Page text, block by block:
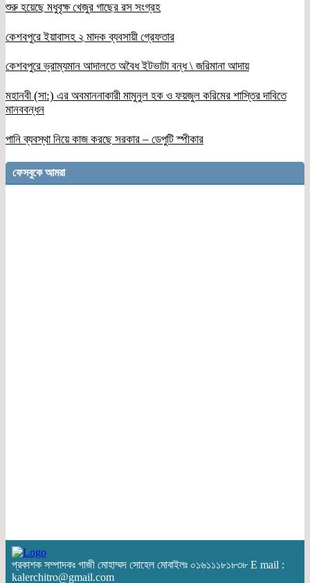
শুরু হয়েছে মধুবৃক্ষ খেজুর গাছের রস সংগ্রহ
কেশবপুরে ইয়াবাসহ ২ মাদক ব্যবসায়ী গ্রেফতার
কেশবপুরে ভ্রাম্যমান আদালতে অবৈধ ইটভাটা বন্ধ \ জরিমানা আদায়
মহানবী (সা:) এর অবমাননাকারী মামুনুল হক ও ফয়জুল করিমের শাস্তির দাবিতে
মানববন্ধন
পানি ব্যবস্থা নিয়ে কাজ করছে সরকার – ডেপুটি স্পীকার
ফেসবুকে আমরা
প্রকাশক সম্পাদকঃ গাজী মোহাম্মদ সোহেল মোবাইলঃ ০১৬১১১৮১৮৩৮ E mail :
kalerchitro@gmail.com